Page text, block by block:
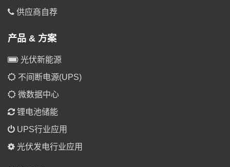
供应商自荐
产品 & 方案
光伏新能源
不间断电源(UPS)
微数据中心
锂电池储能
UPS行业应用
光伏发电行业应用